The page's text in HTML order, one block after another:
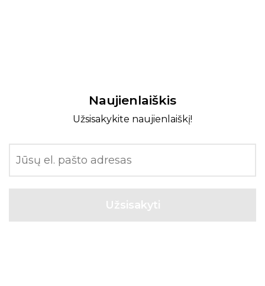
Naujienlaiškis
Užsisakykite naujienlaiškį!